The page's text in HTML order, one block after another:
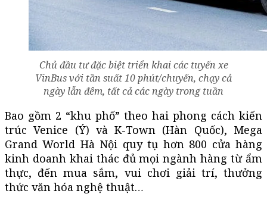
Chủ đầu tư đặc biệt triển khai các tuyến xe
VinBus với tần suất 10 phút/chuyến, chạy cả
ngày lẫn đêm, tất cả các ngày trong tuần
Bao gồm 2 “khu phố” theo hai phong cách kiến
trúc Venice (Ý) và K-Town (Hàn Quốc), Mega
Grand World Hà Nội quy tụ hơn 800 cửa hàng
kinh doanh khai thác đủ mọi ngành hàng từ ẩm
thực, đến mua sắm, vui chơi giải trí, thưởng
thức văn hóa nghệ thuật…